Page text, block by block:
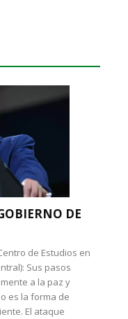
DE
de Estudios en
Sus pasos
a la paz y
es la forma de
El ataque